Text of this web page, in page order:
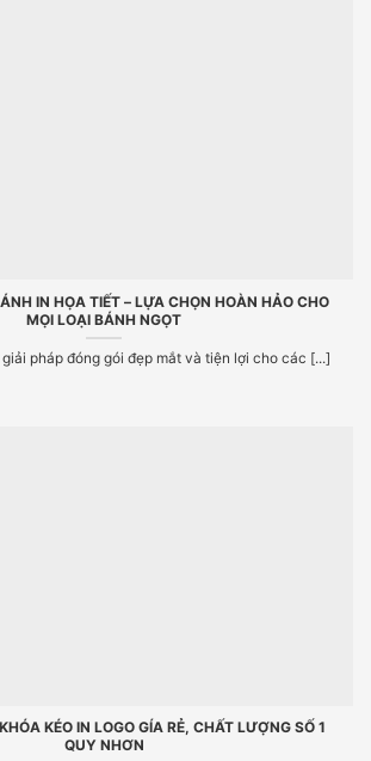
IN HỌA TIẾT – LỰA CHỌN HOÀN HẢO CHO
MỌI LOẠI BÁNH NGỌT
pháp đóng gói đẹp mắt và tiện lợi cho các [...]
KÉO IN LOGO GÍA RẺ, CHẤT LƯỢNG SỐ 1
QUY NHƠN